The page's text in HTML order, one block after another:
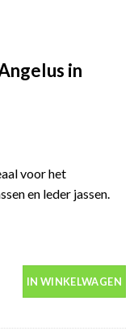
in
voor het
en leder jassen.
IN WINKELWAGEN